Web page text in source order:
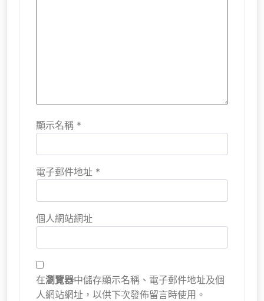
顯示名稱 *
電子郵件地址 *
個人網站網址
在瀏覽器中儲存顯示名稱、電子郵件地址及個
人網站網址，以供下次發佈留言時使用。